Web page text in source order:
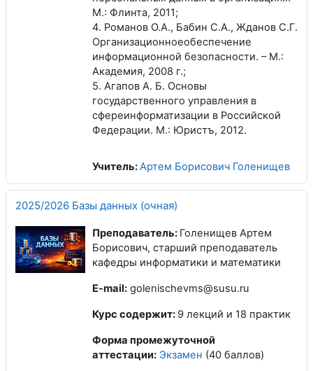
М.: Флинта, 2011;
4. Романов О.А., Бабин С.А., Жданов С.Г.
Организационноеобеспечение
информационной безопасности. – М.:
Академия, 2008 г.;
5. Агапов А. Б. Основы
государственного управления в
сфереинформатизации в Российской
Федерации. М.: Юристъ, 2012.
Учитель:Артем Борисович Голенищев
2025/2026 Базы данных (очная)
Преподаватель: Голенищев Артем
Борисович, старший преподаватель
кафедры информатики и математики
E-mail: golenischevms@susu.ru
Курс содержит: 9 лекций и 18 практик
Форма промежуточной
аттестации: Экзамен (40 баллов)